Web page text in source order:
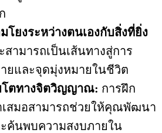
โยงระหว่างตนเองกับสิ่งที่ยิ่ง
สามารถเป็นเส้นทางสู่การ
ยและจุดมุ่งหมายในชีวิต
โตทางจิตวิญญาณ: การฝึก
เสมอสามารถช่วยให้คุณพัฒนา
นพบความสงบภายใน